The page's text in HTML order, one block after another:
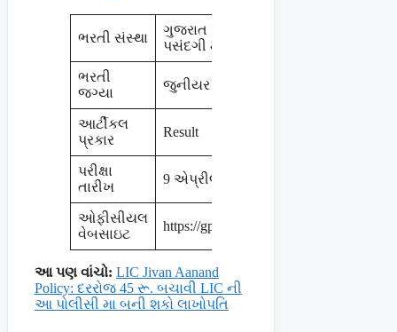
ભરતી સંસ્થા
ગુજરાત પંચાયત સેવા
પસંદગી મંડળ GPSSB
ભરતી
જગ્યા
જુનીયર ક્લાર્ક
આર્ટીકલ
પ્રકાર
Result
પરીક્ષા
તારીખ
9 એપ્રીલ 2023
ઓફીસીયલ
વેબસાઇટ
https://gpssb.gujarat.gov.in
આ પણ વાંચો: LIC Jivan Aanand
Policy: દરરોજ 45 રૂ. બચાવી LIC ની
આ પોલીસી મા બની શકો લાખોપતિ